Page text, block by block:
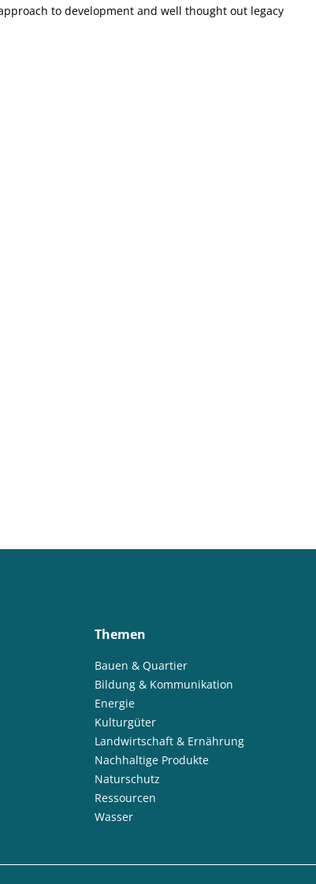
to development and well thought out legacy
Themen
Bauen & Quartier
Bildung & Kommunikation
Energie
Kulturgüter
Landwirtschaft & Ernährung
Nachhaltige Produkte
Naturschutz
Ressourcen
Wasser